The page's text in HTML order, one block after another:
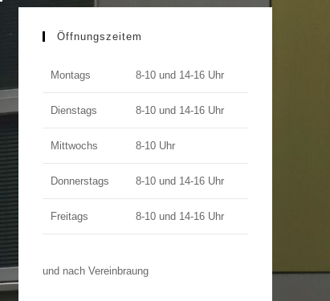
Öffnungszeitem
Montags 8-10 und 14-16 Uhr
Dienstags 8-10 und 14-16 Uhr
Mittwochs 8-10 Uhr
Donnerstags 8-10 und 14-16 Uhr
Freitags 8-10 und 14-16 Uhr
und nach Vereinbraung